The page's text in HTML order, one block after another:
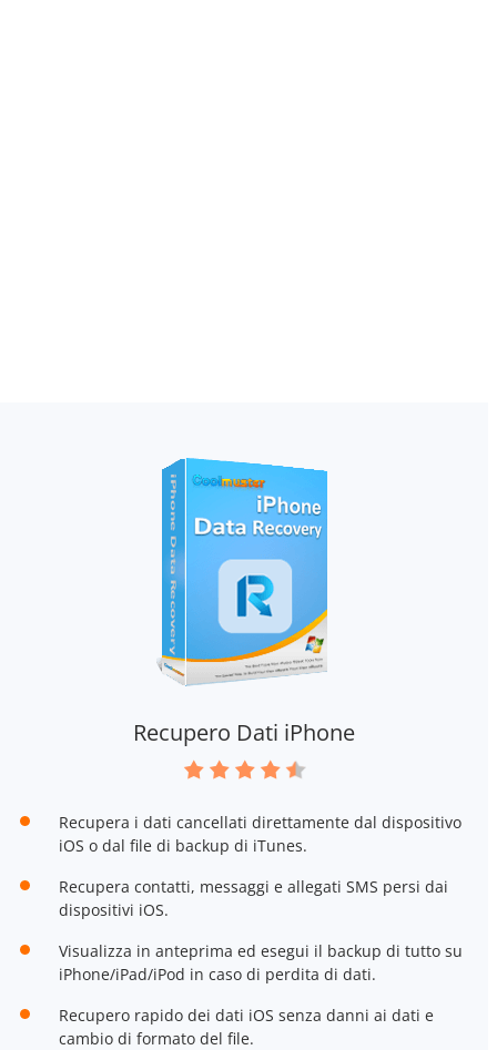
Recupero Dati iPhone
Recupera i dati cancellati direttamente dal dispositivo
iOS o dal file di backup di iTunes.
Recupera contatti, messaggi e allegati SMS persi dai
dispositivi iOS.
Visualizza in anteprima ed esegui il backup di tutto su
iPhone/iPad/iPod in caso di perdita di dati.
Recupero rapido dei dati iOS senza danni ai dati e
cambio di formato del file.